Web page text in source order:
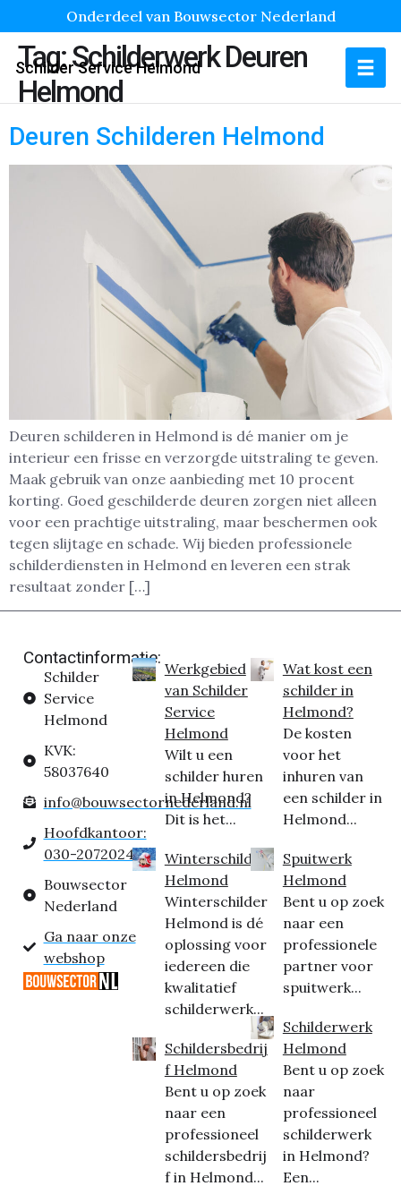
Onderdeel van Bouwsector Nederland
Schilder Service Helmond
Tag:Schilderwerk Deuren
Helmond
Deuren Schilderen Helmond
Deuren schilderen in Helmond is dé manier om je
interieur een frisse en verzorgde uitstraling te geven.
Maak gebruik van onze aanbieding met 10 procent
korting. Goed geschilderde deuren zorgen niet alleen
voor een prachtige uitstraling, maar beschermen ook
tegen slijtage en schade. Wij bieden professionele
schilderdiensten in Helmond en leveren een strak
resultaat zonder […]
Contactinformatie:
Schilder
Service
Helmond
KVK:
58037640
info@bouwsectornederland.nl
Hoofdkantoor:
030-2072024
Bouwsector
Nederland
Ga naar onze
webshop
Werkgebied
van Schilder
Service
Helmond
Wilt u een
schilder huren
in Helmond?
Dit is het...
Winterschilder
Helmond
Winterschilder
Helmond is dé
oplossing voor
iedereen die
kwalitatief
schilderwerk...
Schildersbedrij
f Helmond
Bent u op zoek
naar een
professioneel
schildersbedrij
f in Helmond...
Wat kost een
schilder in
Helmond?
De kosten
voor het
inhuren van
een schilder in
Helmond...
Spuitwerk
Helmond
Bent u op zoek
naar een
professionele
partner voor
spuitwerk...
Schilderwerk
Helmond
Bent u op zoek
naar
professioneel
schilderwerk
in Helmond?
Een...